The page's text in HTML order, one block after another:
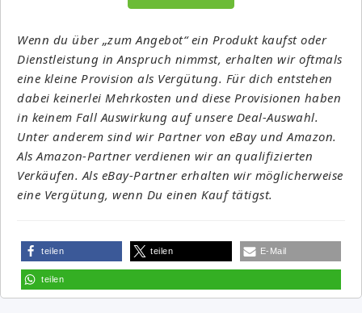
Wenn du über „zum Angebot“ ein Produkt kaufst oder
Dienstleistung in Anspruch nimmst, erhalten wir oftmals
eine kleine Provision als Vergütung. Für dich entstehen
dabei keinerlei Mehrkosten und diese Provisionen haben
in keinem Fall Auswirkung auf unsere Deal-Auswahl.
Unter anderem sind wir Partner von eBay und Amazon.
Als Amazon-Partner verdienen wir an qualifizierten
Verkäufen. Als eBay-Partner erhalten wir möglicherweise
eine Vergütung, wenn Du einen Kauf tätigst.
teilen teilen E-Mail
teilen